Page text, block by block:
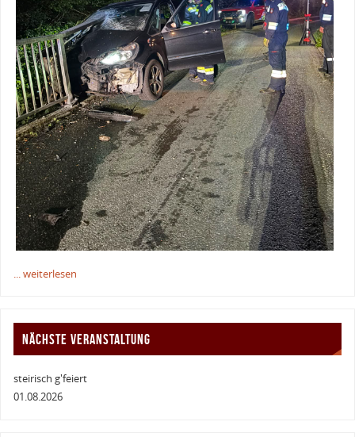
... weiterlesen
NÄCHSTE VERANSTALTUNG
steirisch g'feiert
01.08.2026